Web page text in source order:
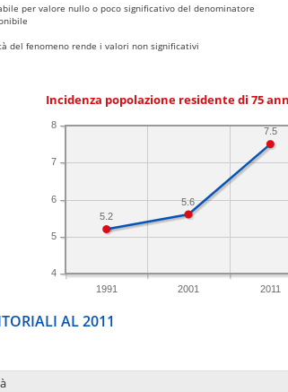
per valore nullo o poco significativo del denominatore
del fenomeno rende i valori non significativi
Incidenza popolazione residente di 75
1991 2001 2011
4
5
6
7
8
7.5
5.6
5.2
AL 2011